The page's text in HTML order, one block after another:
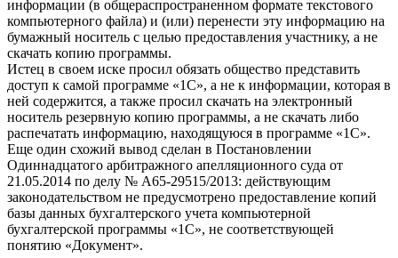
информации (в общераспространенном формате текстового
компьютерного файла) и (или) перенести эту информацию на
бумажный носитель с целью предоставления участнику, а не
скачать копию программы.
Истец в своем иске просил обязать общество представить
доступ к самой программе «1С», а не к информации, которая в
ней содержится, а также просил скачать на электронный
носитель резервную копию программы, а не скачать либо
распечатать информацию, находящуюся в программе «1С».
Еще один схожий вывод сделан в Постановлении
Одиннадцатого арбитражного апелляционного суда от
21.05.2014 по делу № А65-29515/2013: действующим
законодательством не предусмотрено предоставление копий
базы данных бухгалтерского учета компьютерной
бухгалтерской программы «1С», не соответствующей
понятию «Документ».